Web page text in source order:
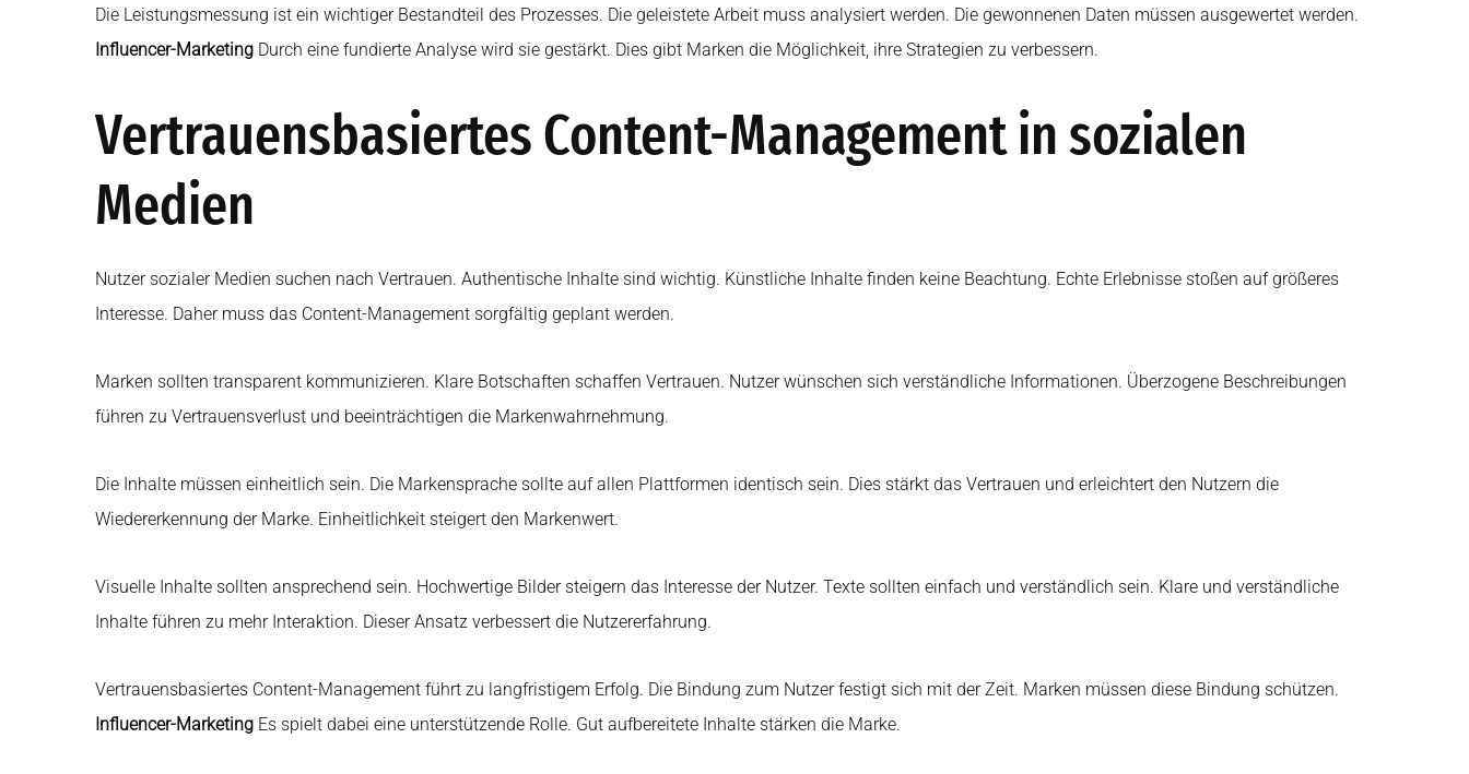
Die Leistungsmessung ist ein wichtiger Bestandteil des Prozesses. Die geleistete Arbeit muss analysiert werden. Die gewonnenen Daten müssen ausgewertet werden.
Influencer-Marketing Durch eine fundierte Analyse wird sie gestärkt. Dies gibt Marken die Möglichkeit, ihre Strategien zu verbessern.
Vertrauensbasiertes Content-Management in sozialen
Medien
Nutzer sozialer Medien suchen nach Vertrauen. Authentische Inhalte sind wichtig. Künstliche Inhalte finden keine Beachtung. Echte Erlebnisse stoßen auf größeres
Interesse. Daher muss das Content-Management sorgfältig geplant werden.
Marken sollten transparent kommunizieren. Klare Botschaften schaffen Vertrauen. Nutzer wünschen sich verständliche Informationen. Überzogene Beschreibungen
führen zu Vertrauensverlust und beeinträchtigen die Markenwahrnehmung.
Die Inhalte müssen einheitlich sein. Die Markensprache sollte auf allen Plattformen identisch sein. Dies stärkt das Vertrauen und erleichtert den Nutzern die
Wiedererkennung der Marke. Einheitlichkeit steigert den Markenwert.
Visuelle Inhalte sollten ansprechend sein. Hochwertige Bilder steigern das Interesse der Nutzer. Texte sollten einfach und verständlich sein. Klare und verständliche
Inhalte führen zu mehr Interaktion. Dieser Ansatz verbessert die Nutzererfahrung.
Vertrauensbasiertes Content-Management führt zu langfristigem Erfolg. Die Bindung zum Nutzer festigt sich mit der Zeit. Marken müssen diese Bindung schützen.
Influencer-Marketing Es spielt dabei eine unterstützende Rolle. Gut aufbereitete Inhalte stärken die Marke.